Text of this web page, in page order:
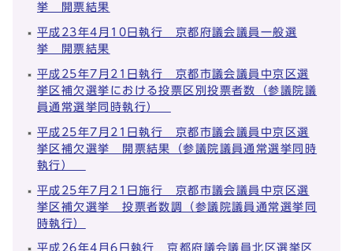
挙 開票結果
平成23年4月10日執行 京都府議会議員一般選
挙 開票結果
平成25年7月21日執行 京都市議会議員中京区選
挙区補欠選挙における投票区別投票者数（参議院議
員通常選挙同時執行）
平成25年7月21日執行 京都市議会議員中京区選
挙区補欠選挙 開票結果（参議院議員通常選挙同時
執行）
平成25年7月21日施行 京都市議会議員中京区選
挙区補欠選挙 投票者数調（参議院議員通常選挙同
時執行）
平成26年4月6日執行 京都府議会議員北区選挙区